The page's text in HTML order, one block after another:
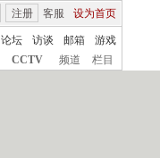
客服 设为首页
注册
论坛 访谈 邮箱
游戏
CCTV 频道 栏目